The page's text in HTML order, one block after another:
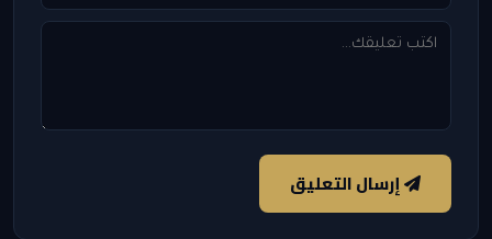
إرسال التعليق